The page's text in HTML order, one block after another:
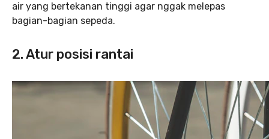
air yang bertekanan tinggi agar nggak melepas
bagian-bagian sepeda.
2. Atur posisi rantai